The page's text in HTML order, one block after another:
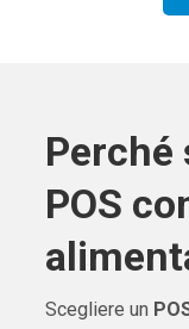
Perché
POS
Scegliere un